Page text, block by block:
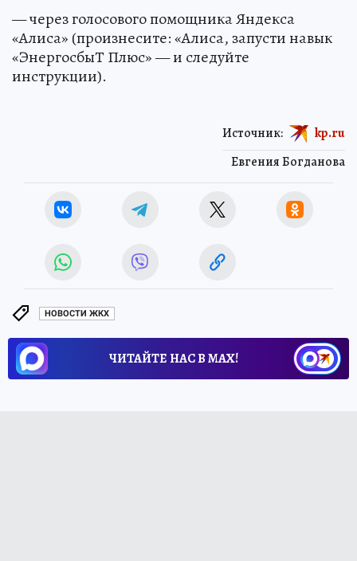
— через голосового помощника Яндекса
«Алиса» (произнесите: «Алиса, запусти навык
«ЭнергосбыТ Плюс» — и следуйте
инструкции).
Евгения Богданова
Источник: kp.ru
НОВОСТИ ЖКХ
ЧИТАЙТЕ НАС В МАХ!